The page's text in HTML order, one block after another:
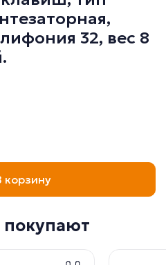
32, вес 8
корзину
покупают